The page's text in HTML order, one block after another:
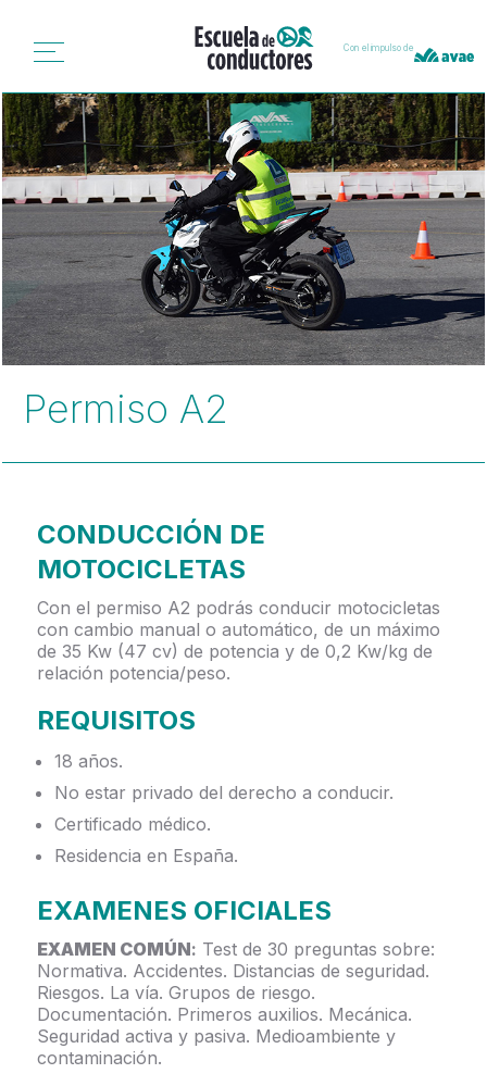
Con el impulso de
Permiso A2
CONDUCCIÓN DE
MOTOCICLETAS
Con el permiso A2 podrás conducir motocicletas
con cambio manual o automático, de un máximo
de 35 Kw (47 cv) de potencia y de 0,2 Kw/kg de
relación potencia/peso.
REQUISITOS
18 años.
No estar privado del derecho a conducir.
Certificado médico.
Residencia en España.
EXAMENES OFICIALES
EXAMEN COMÚN: Test de 30 preguntas sobre:
Normativa. Accidentes. Distancias de seguridad.
Riesgos. La vía. Grupos de riesgo.
Documentación. Primeros auxilios. Mecánica.
Seguridad activa y pasiva. Medioambiente y
contaminación.